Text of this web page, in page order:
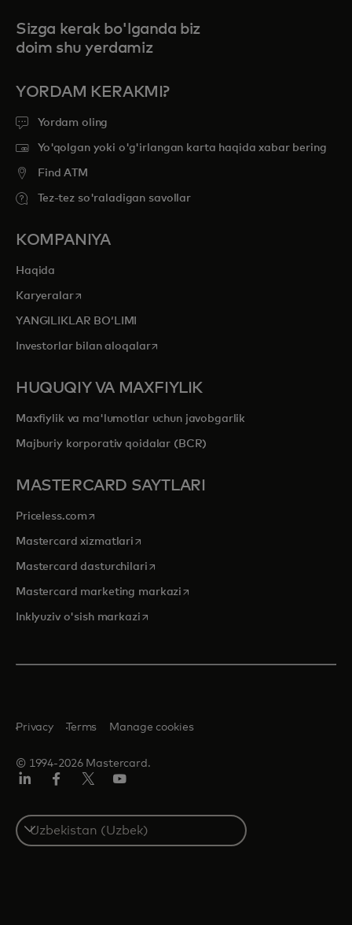
Sizga kerak bo'lganda biz
doim shu yerdamiz
YORDAM KERAKMI?
Yordam oling
Yo'qolgan yoki o'g'irlangan karta haqida xabar bering
Find ATM
Tez-tez so'raladigan savollar
KOMPANIYA
Haqida
Karyeralaropens in a new tab
YANGILIKLAR BOʻLIMI
Investorlar bilan aloqalaropens in a new tab
HUQUQIY VA MAXFIYLIK
Maxfiylik va ma'lumotlar uchun javobgarlik
Majburiy korporativ qoidalar (BCR)
MASTERCARD SAYTLARI
Priceless.com opens in a new tab
Mastercard xizmatlari opens in a new tab
Mastercard dasturchilariopens in a new tab
Mastercard marketing markazi opens in a new tab
Inklyuziv o'sish markaziopens in a new tab
© 1994-2026 Mastercard.
Privacy Terms Manage cookies
Select
a
country